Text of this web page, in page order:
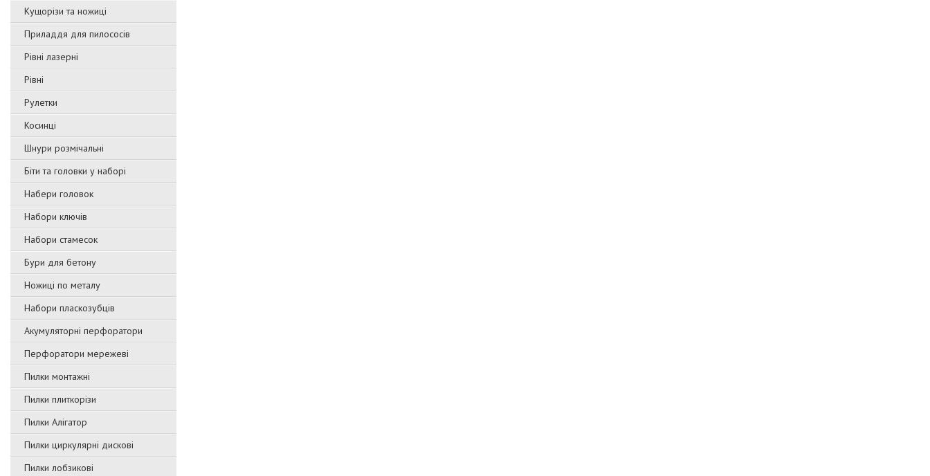
Кущорізи та ножиці
Приладдя для пилососів
Рівні лазерні
Рівні
Рулетки
Косинці
Шнури розмічальні
Біти та головки у наборі
Набери головок
Набори ключів
Набори стамесок
Бури для бетону
Ножиці по металу
Набори пласкозубців
Акумуляторні перфоратори
Перфоратори мережеві
Пилки монтажні
Пилки плиткорізи
Пилки Алігатор
Пилки циркулярні дискові
Пилки лобзикові